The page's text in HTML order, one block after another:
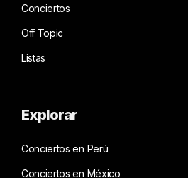
Conciertos
Off Topic
Listas
Explorar
Conciertos en Perú
Conciertos en México